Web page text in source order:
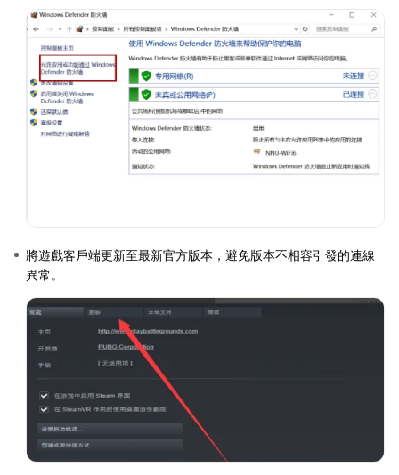
將遊戲客戶端更新至最新官方版本，避免版本不相容引發的連線
異常。